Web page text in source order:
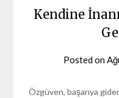
Kendine
Posted on
Özgüven, başarıya